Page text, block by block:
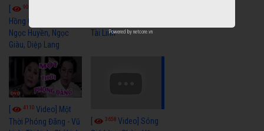
9059
Hồng Cài Áo - Vũ Linh,
Ngọc Huyền, Ngọc
Giàu, Diệp Lang
Tài Linh
4110 Video] Một
Thời Phóng Đãng - Vũ
3658Video] Sóng
Powered by netcore.vn